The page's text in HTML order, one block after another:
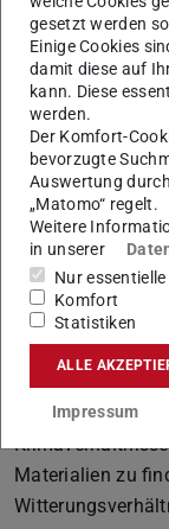
machen“.
Während der
mehrere Bahn-
Schienen-
verformt hatten.
unbedingt nur
auch die Dauer.
in den großen
Expertin. Das
der es wieder zu
konnte“. Sie
Italien, Portugal,
fahren: „Die
Materialien zu
gesetzt werden
Einige Cookies
damit diese auf
kann. Diese
werden.
Der Komfort-
bevorzugte
Auswertung
„Matomo“ regelt.
Weitere
in unserer
Nur essentielle
Komfort
Statistiken
ALLE
Impressum